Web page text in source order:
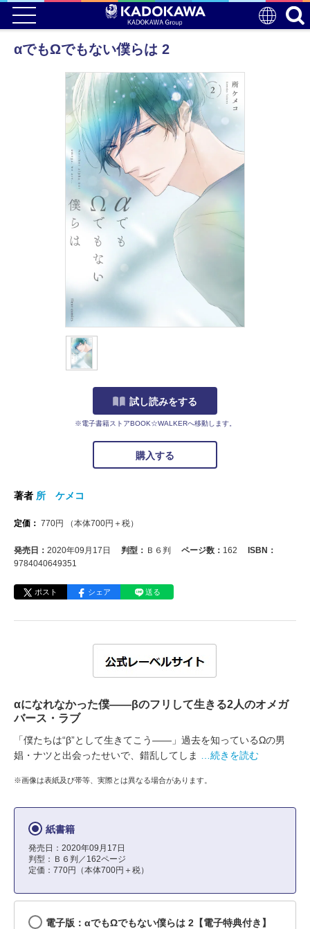
αでもΩでもない僕らは 2
試し読みをする
※電子書籍ストアBOOK☆WALKERへ移動します。
購入する
著者 所 ケメコ
定価： 770円 （本体700円＋税）
発売日： 2020年09月17日 判型： Ｂ６判 ページ数： 162
ISBN：
9784040649351
ポスト シェア 送る
αになれなかった僕――βのフリして生きる2人のオメガ
バース・ラブ
「僕たちは“β”として生きてこう――」過去を知っているΩの男
娼・ナツと出会ったせいで、錯乱してしま
…続きを読む
※画像は表紙及び帯等、実際とは異なる場合があります。
紙書籍
発売日：2020年09月17日
判型：Ｂ６判／162ページ
定価：770円（本体700円＋税）
電子版：αでもΩでもない僕らは 2【電子特典付き】